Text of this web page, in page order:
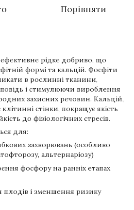
Порівняти
рідке добриво, що
формі та кальцій. Фосфіти
в рослинні тканини,
і стимулюючи вироблення
захисних речовин. Кальцій,
стінки, покращує якість
до фізіологічних стресів.
для:
захворювань (особливо
альтернаріозу)
фосфору на ранніх етапах
плодів і зменшення ризику